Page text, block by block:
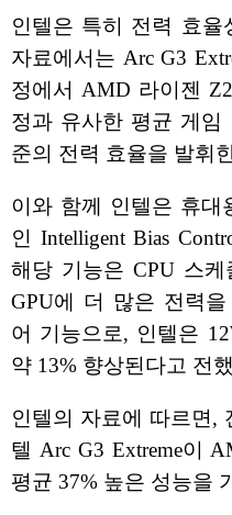
인텔은 특히 전력 효율
자료에서는 Arc G3
정에서 AMD 라이젠
정과 유사한 평균 게
준의 전력 효율을 발휘
이와 함께 인텔은 휴대
인 Intelligent Bias
해당 기능은 CPU 스
GPU에 더 많은 전력
어 기능으로, 인텔은
약 13% 향상된다고 전
인텔의 자료에 따르면,
텔 Arc G3 Extreme이
평균 37% 높은 성능을